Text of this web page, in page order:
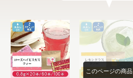
このページの商品